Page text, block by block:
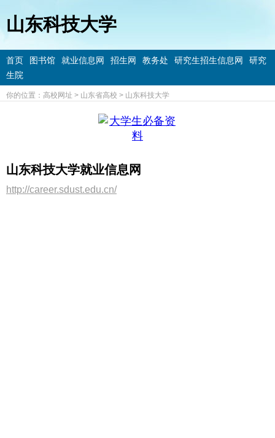
山东科技大学
首页 图书馆 就业信息网 招生网 教务处 研究生招生信息网
研究
生院
你的位置： 高校网址 > 山东省高校 > 山东科技大学
山东科技大学就业信息网
http://career.sdust.edu.cn/